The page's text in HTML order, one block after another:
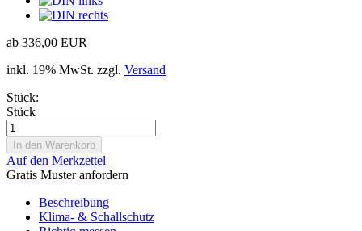
ab 336,00 EUR
inkl. 19% MwSt. zzgl. Versand
Stück:
Stück
Auf den Merkzettel
Gratis Muster anfordern
Beschreibung
Klima- & Schallschutz